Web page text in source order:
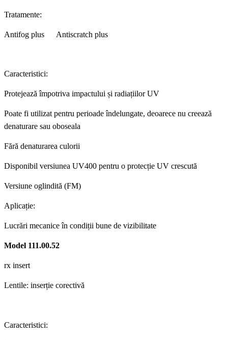
Tratamente:
Antifog plus Antiscratch plus
Caracteristici:
Protejează împotriva impactului și radiațiilor UV
Poate fi utilizat pentru perioade îndelungate, deoarece nu creează
denaturare sau oboseala
Fără denaturarea culorii
Disponibil versiunea UV400 pentru o protecție UV crescută
Versiune oglindită (FM)
Aplicație:
Lucrări mecanice în condiții bune de vizibilitate
Model 111.00.52
rx insert
Lentile: inserție corectivă
Caracteristici: